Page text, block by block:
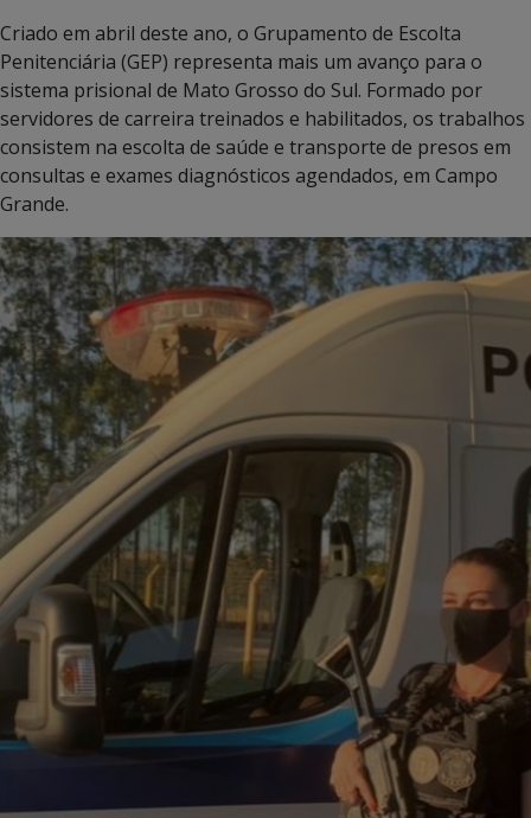
Criado em abril deste ano, o Grupamento de Escolta
Penitenciária (GEP) representa mais um avanço para o
sistema prisional de Mato Grosso do Sul. Formado por
servidores de carreira treinados e habilitados, os trabalhos
consistem na escolta de saúde e transporte de presos em
consultas e exames diagnósticos agendados, em Campo
Grande.